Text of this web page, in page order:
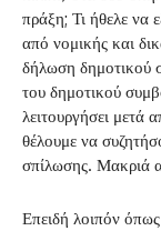
πράξη; Τι ήθελε να
από νομικής και
δήλωση δημοτικού
του δημοτικού
λειτουργήσει μετά
θέλουμε να
σπίλωσης. Μακριά
Επειδή λοιπόν